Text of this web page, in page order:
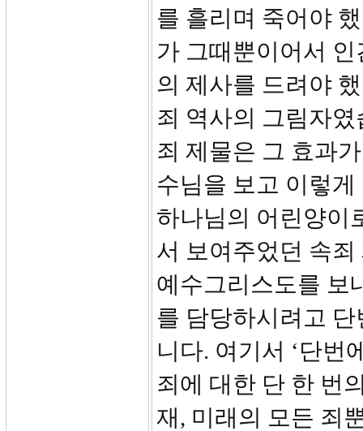
를 흘리며 죽어야
가 그때뿐이어서
의 제사를 드려야
죄 역사의 그림자
죄 제물은 그 효과
수님을 보고 이렇
하나님의 어린양이
서 보여주었던 속
예수그리스도를 보
를 담당하시려고
니다. 여기서 ‘단번
죄에 대한 단 한 번
재, 미래의 모든 죄